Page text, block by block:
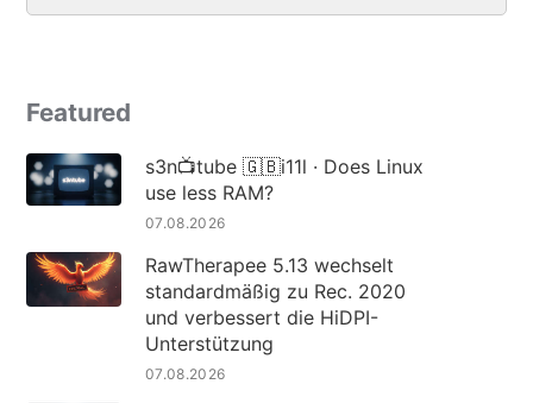
Featured
s3n📺tube 🇬🇧i11l · Does Linux
use less RAM?
07.08.2026
RawTherapee 5.13 wechselt
standardmäßig zu Rec. 2020
und verbessert die HiDPI-
Unterstützung
07.08.2026